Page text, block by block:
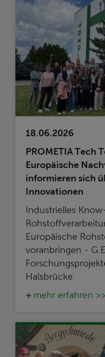
18.06.2026
PROMETIA Tech
Europäische
informieren sich
Innovationen
Industrielles
Europäische
voranbringen -
Halsbrücke
mehr erfahren